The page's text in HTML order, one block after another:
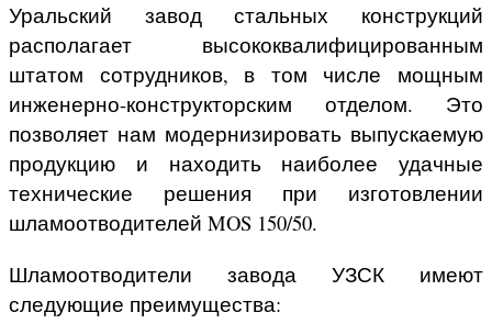
Уральский завод стальных конструкций
располагает высококвалифицированным
штатом сотрудников, в том числе мощным
инженерно-конструкторским отделом. Это
позволяет нам модернизировать выпускаемую
продукцию и находить наиболее удачные
технические решения при изготовлении
шламоотводителей MOS 150/50.
Шламоотводители завода УЗСК имеют
следующие преимущества: